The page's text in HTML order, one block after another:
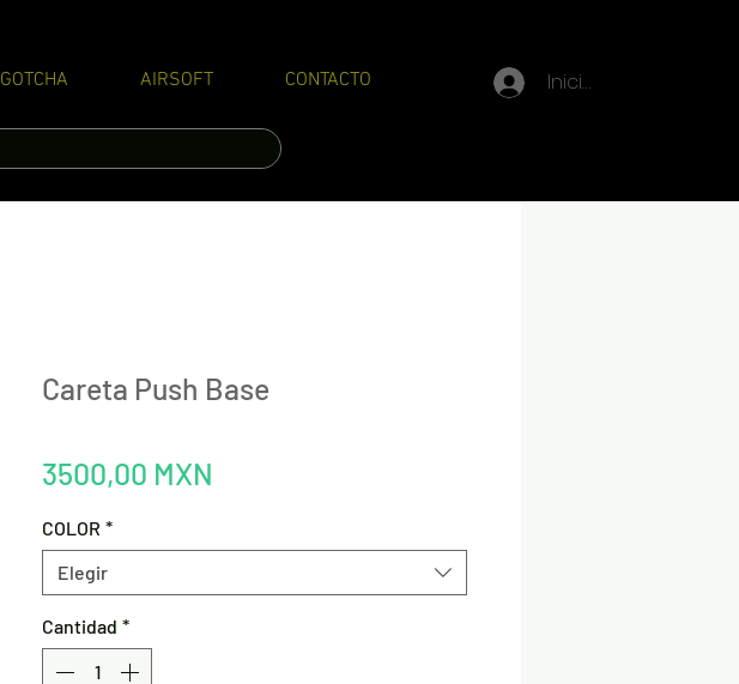
GOTCHA AIRSOFT CONTACTO Iniciar sesión
Careta Push Base
3500,00 MXN
COLOR *
Elegir
Cantidad *